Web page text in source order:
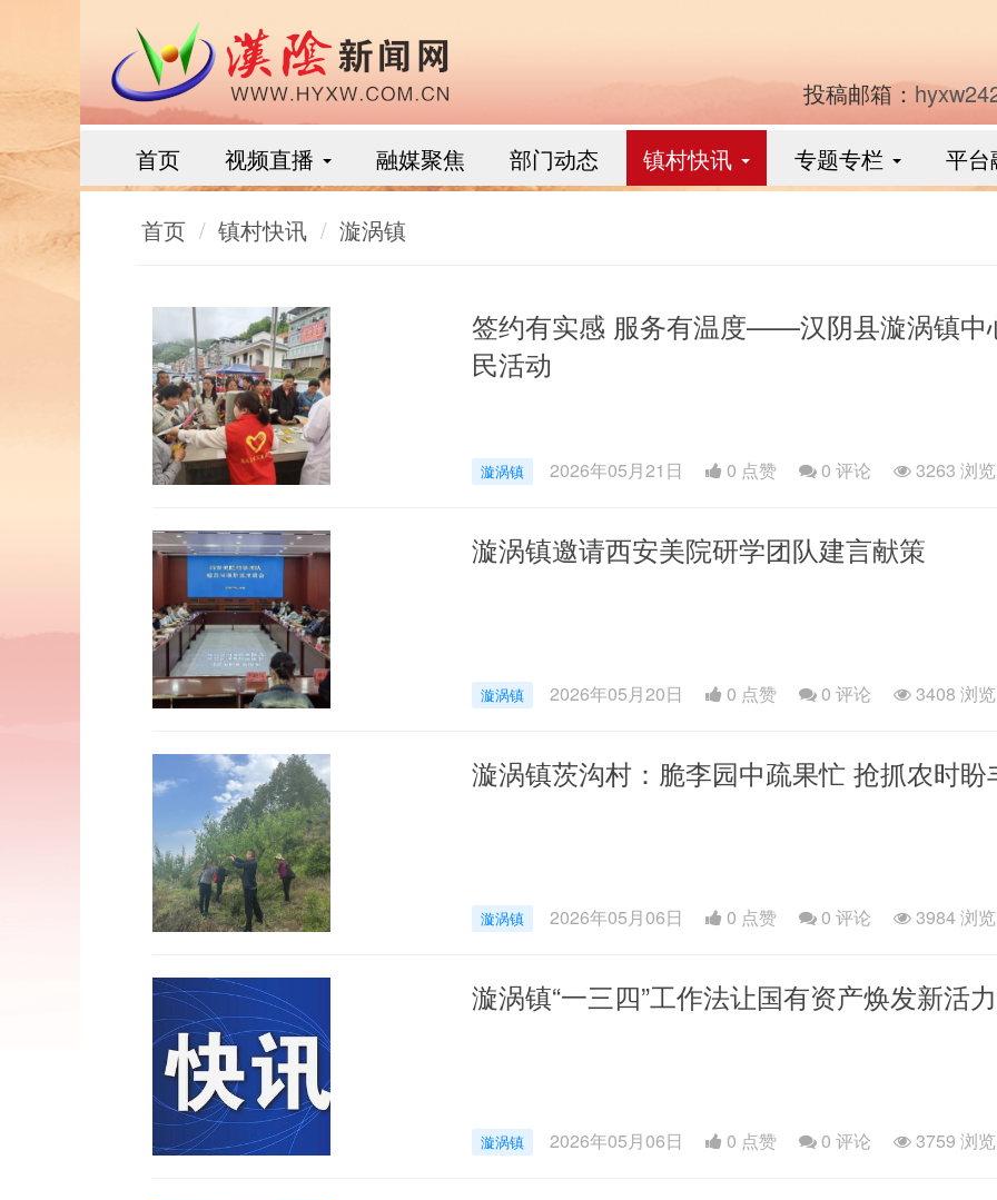
投稿邮箱：
首页 视频直播 融媒聚焦 部门动态 镇村快讯 专题专栏 平台
首页 镇村快讯 漩涡镇
签约有实感 服务有温度——汉阴县漩涡镇中
民活动
漩涡镇 2026年05月21日 0 点赞 0 评论 3263 浏览
漩涡镇邀请西安美院研学团队建言献策
漩涡镇 2026年05月20日 0 点赞 0 评论 3408 浏览
漩涡镇茨沟村：脆李园中疏果忙 抢抓农时盼
漩涡镇 2026年05月06日 0 点赞 0 评论 3984 浏览
漩涡镇“一三四”工作法让国有资产焕发新活力
漩涡镇 2026年05月06日 0 点赞 0 评论 3759 浏览